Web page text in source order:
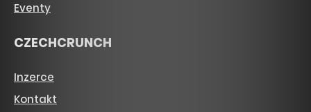
Eventy
CZECHCRUNCH
Inzerce
Kontakt